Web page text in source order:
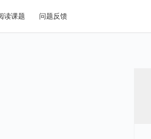
读课题 问题反馈